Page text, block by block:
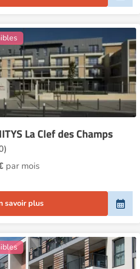
La Clef des Champs
par mois
savoir plus